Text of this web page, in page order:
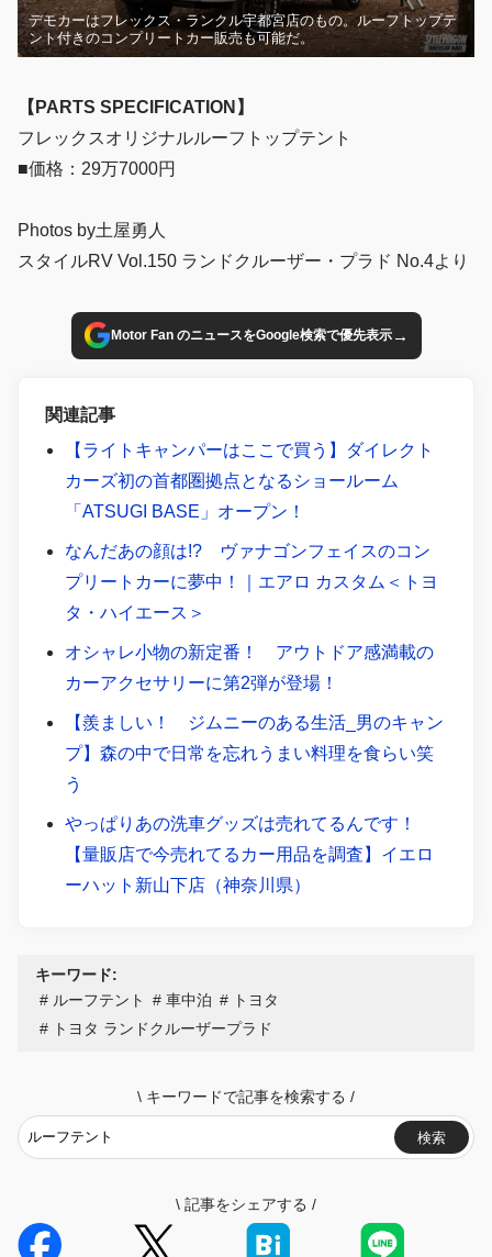
デモカーはフレックス・ランクル宇都宮店のもの。ルーフトップテ
ント付きのコンプリートカー販売も可能だ。
【PARTS SPECIFICATION】
フレックスオリジナルルーフトップテント
■価格：29万7000円
Photos by土屋勇人
スタイルRV Vol.150 ランドクルーザー・プラド No.4より
Motor Fan のニュースをGoogle検索で優先表示→
関連記事
【ライトキャンパーはここで買う】ダイレクト
カーズ初の首都圏拠点となるショールーム
「ATSUGI BASE」オープン！
なんだあの顔は!? ヴァナゴンフェイスのコン
プリートカーに夢中！｜エアロ カスタム＜トヨ
タ・ハイエース＞
オシャレ小物の新定番！ アウトドア感満載の
カーアクセサリーに第2弾が登場！
【羨ましい！ ジムニーのある生活_男のキャン
プ】森の中で日常を忘れうまい料理を食らい笑
う
やっぱりあの洗車グッズは売れてるんです！
【量販店で今売れてるカー用品を調査】イエロ
ーハット新山下店（神奈川県）
キーワード:
ルーフテント
車中泊
トヨタ
トヨタ ランドクルーザープラド
\ キーワードで記事を検索する /
検索
\ 記事をシェアする /